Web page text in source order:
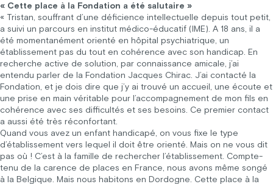
« Cette place à la Fondation a été salutaire »
« Tristan, souffrant d’une déficience intellectuelle depuis tout petit,
a suivi un parcours en institut médico-éducatif (IME). A 18 ans, il a
été momentanément orienté en hôpital psychiatrique, un
établissement pas du tout en cohérence avec son handicap. En
recherche active de solution, par connaissance amicale, j’ai
entendu parler de la Fondation Jacques Chirac. J’ai contacté la
Fondation, et je dois dire que j’y ai trouvé un accueil, une écoute et
une prise en main véritable pour l’accompagnement de mon fils en
cohérence avec ses difficultés et ses besoins. Ce premier contact
a aussi été très réconfortant.
Quand vous avez un enfant handicapé, on vous fixe le type
d’établissement vers lequel il doit être orienté. Mais on ne vous dit
pas où ! C’est à la famille de rechercher l’établissement. Compte-
tenu de la carence de places en France, nous avons même songé
à la Belgique. Mais nous habitons en Dordogne. Cette place à la